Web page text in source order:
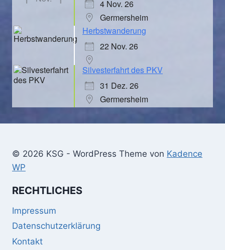
4 Nov. 26
Germersheim
Herbstwanderung
22 Nov. 26
Silvesterfahrt des PKV
31 Dez. 26
Germersheim
© 2026 KSG - WordPress Theme von Kadence
WP
RECHTLICHES
Impressum
Datenschutzerklärung
Kontakt